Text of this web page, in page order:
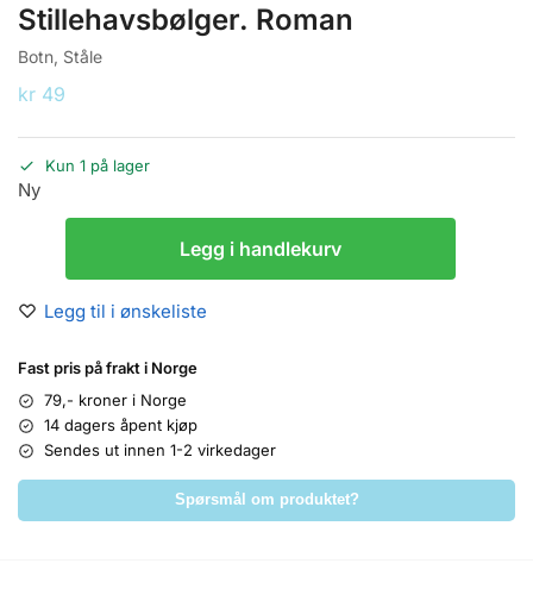
Stillehavsbølger. Roman
Botn, Ståle
kr 49
Kun 1 på lager
Ny
Legg i handlekurv
Legg til i ønskeliste
Fast pris på frakt i Norge
79,- kroner i Norge
14 dagers åpent kjøp
Sendes ut innen 1-2 virkedager
Spørsmål om produktet?